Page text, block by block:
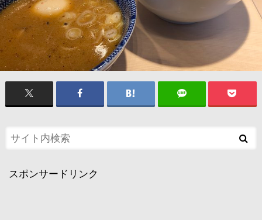
スポンサードリンク